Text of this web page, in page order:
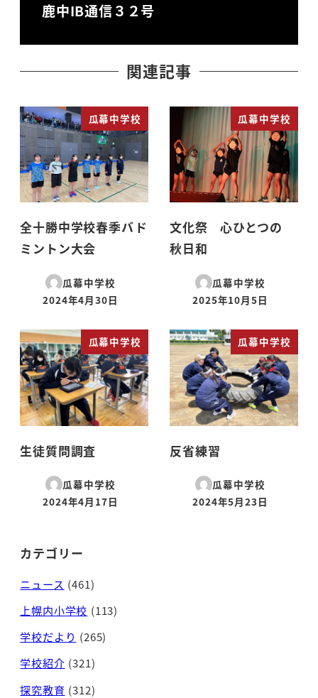
鹿中IB通信３２号
関連記事
瓜幕中学校
全十勝中学校春季バド
ミントン大会
瓜幕中学校
投稿日
2024年4月30日
瓜幕中学校
文化祭 心ひとつの
秋日和
瓜幕中学校
投稿日
2025年10月5日
瓜幕中学校
生徒質問調査
瓜幕中学校
投稿日
2024年4月17日
瓜幕中学校
反省練習
瓜幕中学校
投稿日
2024年5月23日
カテゴリー
ニュース (461)
上幌内小学校 (113)
学校だより (265)
学校紹介 (321)
探究教育 (312)